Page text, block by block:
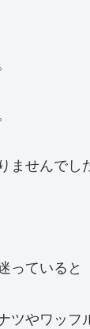
せんでし
っていると
ツやワッフ